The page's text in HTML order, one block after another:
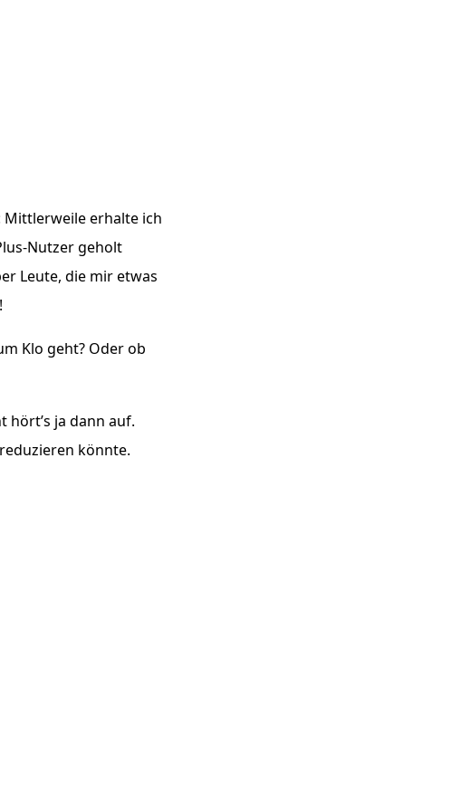
erhalte ich
Nutzer geholt
Leute, die mir etwas
Klo geht? Oder ob
hört’s ja dann auf.
könnte.